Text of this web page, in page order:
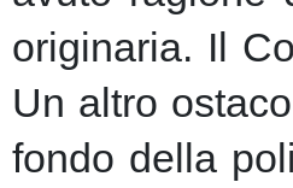
originaria. Il
Un altro
fondo della